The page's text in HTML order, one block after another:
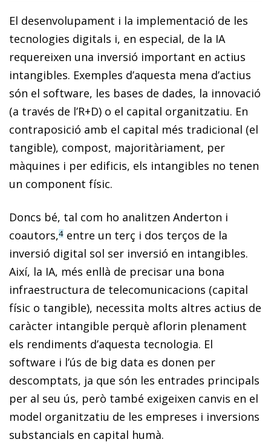
El desenvolupament i la implementació de les
tecnologies digitals i, en especial, de la IA
requereixen una inversió important en actius
intangibles. Exemples d’aquesta mena d’actius
són el software, les bases de dades, la innovació
(a través de l’R+D) o el capital organitzatiu. En
contraposició amb el capital més tradicional (el
tangible), compost, majoritàriament, per
màquines i per edificis, els intangibles no tenen
un component físic.
Doncs bé, tal com ho analitzen Anderton i
coautors,4 entre un terç i dos terços de la
inversió digital sol ser inversió en intangibles.
Així, la IA, més enllà de precisar una bona
infraestructura de telecomunicacions (capital
físic o tangible), necessita molts altres actius de
caràcter intangible perquè aflorin plenament
els rendiments d’aquesta tecnologia. El
software i l’ús de big data es donen per
descomptats, ja que són les entrades principals
per al seu ús, però també exigeixen canvis en el
model organitzatiu de les empreses i inversions
substancials en capital humà.